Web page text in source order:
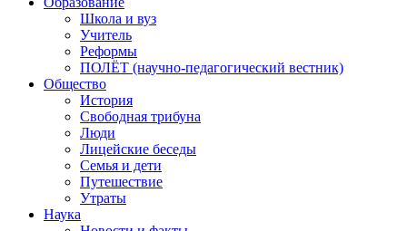
Школа и вуз
Учитель
Реформы
ПОЛЁТ (научно-педагогический вестник)
Общество
История
Свободная трибуна
Люди
Лицейские беседы
Семья и дети
Путешествие
Утраты
Наука